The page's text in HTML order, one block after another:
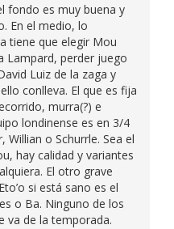
fondo es muy buena y
En el medio, lo
tiene que elegir Mou
Lampard, perder juego
Luiz de la zaga y
conlleva. El que es fija
murra(?) e
londinense es en 3/4
Willian o Schurrle. Sea el
hay calidad y variantes
El otro grave
si está sano es el
o Ba. Ninguno de los
va de la temporada.